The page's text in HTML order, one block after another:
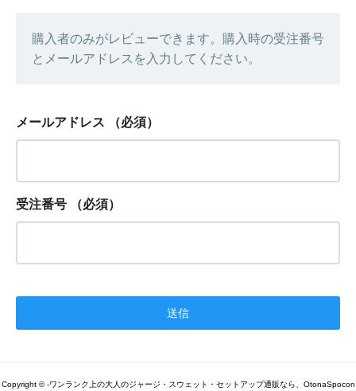
購入者のみがレビューできます。購入時の受注番号
とメールアドレスを入力してください。
メールアドレス （必須）
受注番号 （必須）
Copyright © -ワンランク上の大人のジャージ・スウェット・セットアップ通販なら、OtonaSpocon